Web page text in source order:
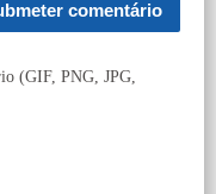
(GIF, PNG, JPG,